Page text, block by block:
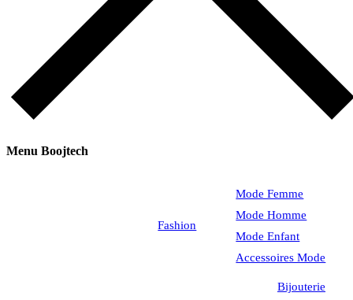
Menu Boojtech
Fashion
Mode Femme
Mode Homme
Mode Enfant
Accessoires Mode
Bijouterie